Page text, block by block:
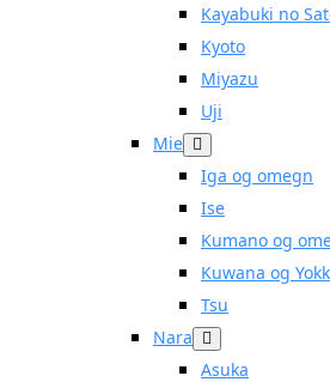
Kayabuki no
Kyoto
Miyazu
Uji
Mie
Iga og omegn
Ise
Kumano og
Kuwana og
Tsu
Nara
Asuka